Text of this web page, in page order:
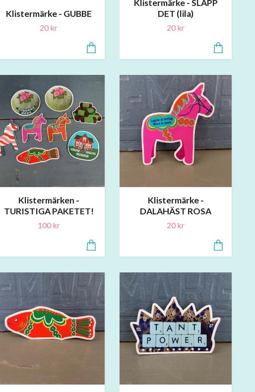
Klistermärke - GUBBE
20 kr
Klistermärke - SLÄPP
DET (lila)
20 kr
Klistermärken -
TURISTIGA PAKETET!
100 kr
Klistermärke -
DALAHÄST ROSA
20 kr